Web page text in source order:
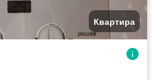
Квартира